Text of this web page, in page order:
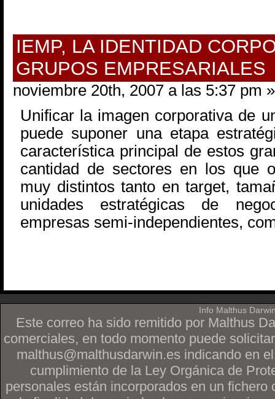
IEMP, LA IDENTIDAD
GRUPOS EMPRESARIALES
noviembre 20th, 2007 a las 5:37 pm »
Unificar la imagen corporativa de
puede suponer una etapa
característica principal de estos
cantidad de sectores en los que
muy distintos tanto en target,
unidades estratégicas de
empresas semi-independientes,
Info Malthus
Este correo ha sido remitido por Malthus
comerciales, en todo momento puede
malthus@malthusdarwin.es indicando en
cumplimiento de la Ley Orgánica de
personales están incorporados en un